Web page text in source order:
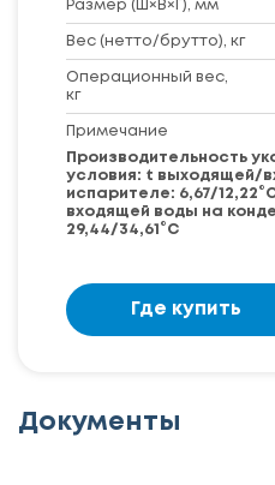
Размер (Ш×В×Г), мм
Вес (нетто/брутто), кг
Операционный вес,
кг
Примечание
Производительность
условия: t выходящей/
испарителе: 6,67/
входящей воды на
29,44/34,61°С
Где купить
Документы